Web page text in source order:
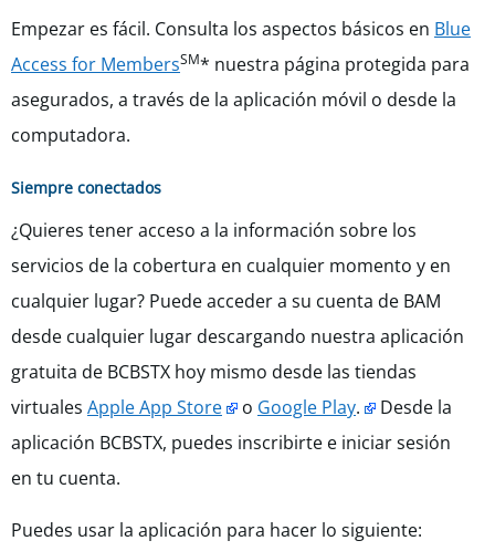
Empezar es fácil. Consulta los aspectos básicos en Blue
Access for MembersSM* nuestra página protegida para
asegurados, a través de la aplicación móvil o desde la
computadora.
Siempre conectados
¿Quieres tener acceso a la información sobre los
servicios de la cobertura en cualquier momento y en
cualquier lugar? Puede acceder a su cuenta de BAM
desde cualquier lugar descargando nuestra aplicación
gratuita de BCBSTX hoy mismo desde las tiendas
virtuales Apple App Store o Google Play.
Desde la
aplicación BCBSTX, puedes inscribirte e iniciar sesión
en tu cuenta.
Puedes usar la aplicación para hacer lo siguiente: